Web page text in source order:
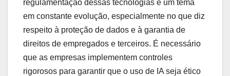
regulamentação dessas tecnologias é um tema
em constante evolução, especialmente no que diz
respeito à proteção de dados e à garantia de
direitos de empregados e terceiros. É necessário
que as empresas implementem controles
rigorosos para garantir que o uso de IA seja ético